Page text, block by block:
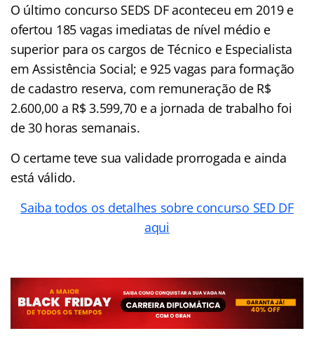
O último concurso SEDS DF aconteceu em 2019 e
ofertou 185 vagas imediatas de nível médio e
superior para os cargos de Técnico e Especialista
em Assistência Social; e 925 vagas para formação
de cadastro reserva, com remuneração de R$
2.600,00 a R$ 3.599,70 e a jornada de trabalho foi
de 30 horas semanais.
O certame teve sua validade prorrogada e ainda
está válido.
Saiba todos os detalhes sobre concurso SED DF
aqui